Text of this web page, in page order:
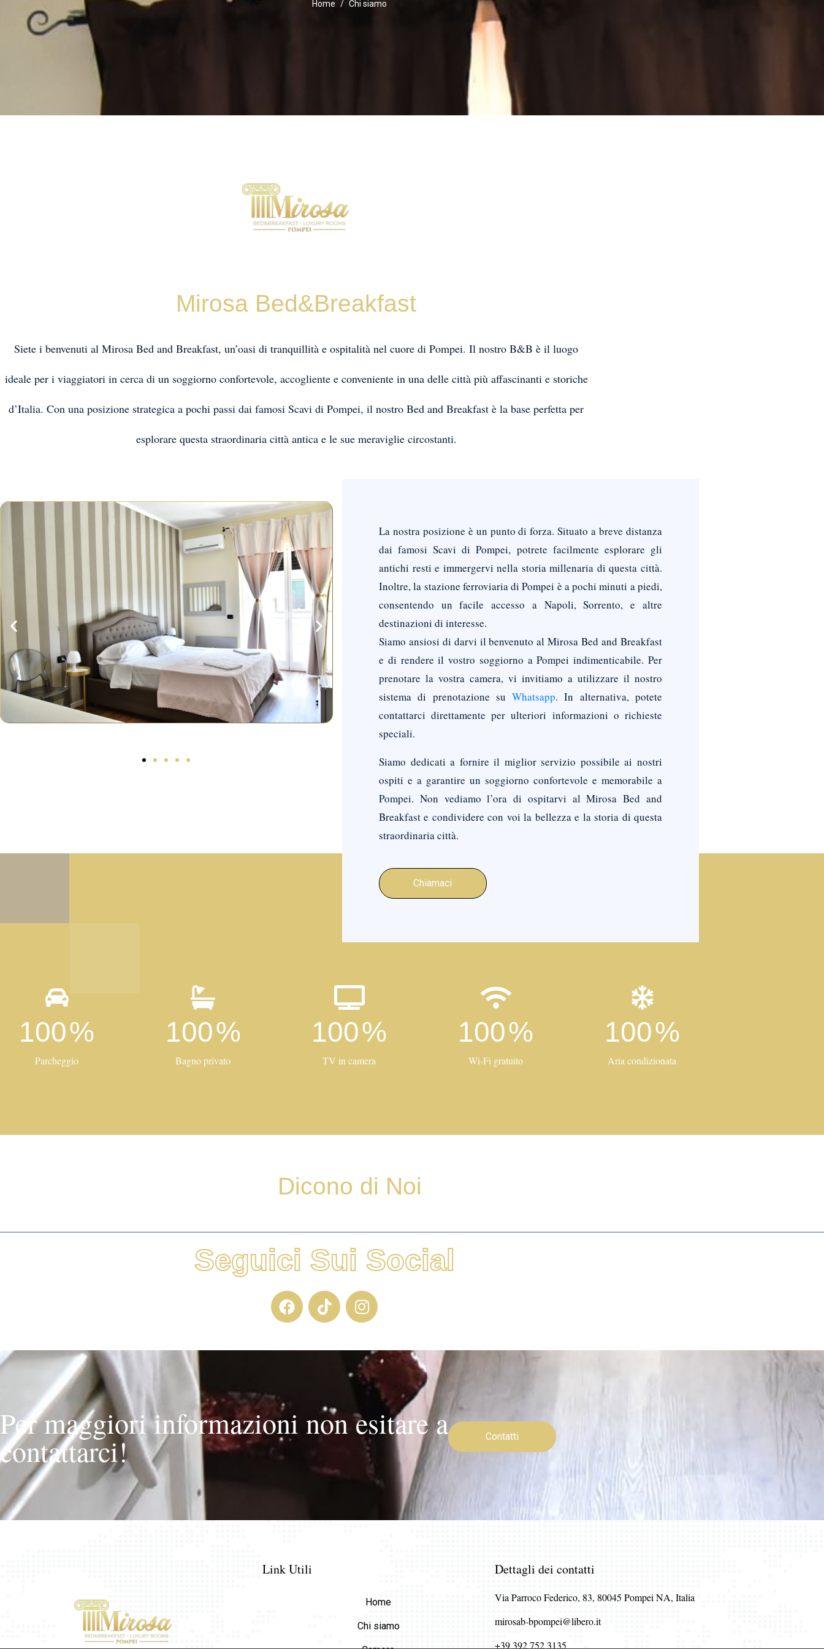
Home Chi siamo
Mirosa Bed&Breakfast
Siete i benvenuti al Mirosa Bed and Breakfast, un’oasi di tranquillità e ospitalità nel cuore di Pompei. Il nostro B&B è il luogo
ideale per i viaggiatori in cerca di un soggiorno confortevole, accogliente e conveniente in una delle città più affascinanti e storiche
d’Italia. Con una posizione strategica a pochi passi dai famosi Scavi di Pompei, il nostro Bed and Breakfast è la base perfetta per
esplorare questa straordinaria città antica e le sue meraviglie circostanti.
La nostra posizione è un punto di forza. Situato a breve distanza
dai famosi Scavi di Pompei, potrete facilmente esplorare gli
antichi resti e immergervi nella storia millenaria di questa città.
Inoltre, la stazione ferroviaria di Pompei è a pochi minuti a piedi,
consentendo un facile accesso a Napoli, Sorrento, e altre
destinazioni di interesse.
Siamo ansiosi di darvi il benvenuto al Mirosa Bed and Breakfast
e di rendere il vostro soggiorno a Pompei indimenticabile. Per
prenotare la vostra camera, vi invitiamo a utilizzare il nostro
sistema di prenotazione suWhatsapp. In alternativa, potete
contattarci direttamente per ulteriori informazioni o richieste
speciali.
Siamo dedicati a fornire il miglior servizio possibile ai nostri
ospiti e a garantire un soggiorno confortevole e memorabile a
Pompei. Non vediamo l’ora di ospitarvi al Mirosa Bed and
Breakfast e condividere con voi la bellezza e la storia di questa
straordinaria città.
Chiamaci
100%
Parcheggio
100%
Bagno privato
100%
TV in camera
100%
Wi-Fi gratuito
100%
Aria condizionata
Dicono di Noi
Seguici Sui Social
Per maggiori informazioni non esitare a
contattarci! Contatti
Link Utili
Home
Chi siamo
Dettagli dei contatti
Via Parroco Federico, 83, 80045 Pompei NA, Italia
mirosab-bpompei@libero.it
+39 392 752 3135